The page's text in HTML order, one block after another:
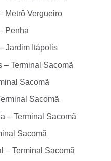
Metrô Vergueiro
Penha
Jardim Itápolis
Terminal Sacomã
Sacomã
Sacomã
– Terminal Sacomã
Sacomã
– Terminal Sacomã